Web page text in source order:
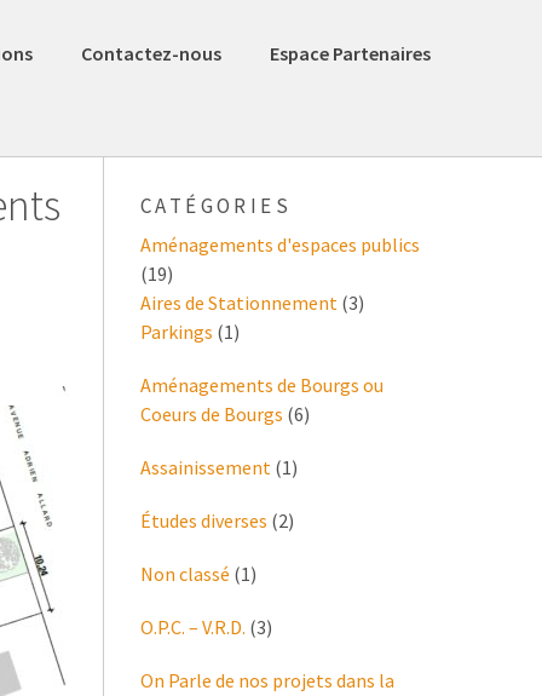
Contactez-nous Espace Partenaires
CATÉGORIES
Aménagements d'espaces publics
(19)
Aires de Stationnement (3)
Parkings (1)
Aménagements de Bourgs ou
Coeurs de Bourgs (6)
Assainissement (1)
Études diverses (2)
Non classé (1)
O.P.C. – V.R.D. (3)
On Parle de nos projets dans la